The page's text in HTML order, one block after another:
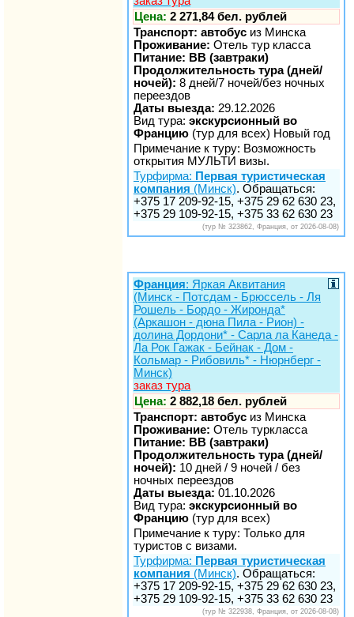
Цена: 2 271,84 бел. рублей
Транспорт: автобус из Минска
Проживание: Отель тур класса
Питание: BB (завтраки)
Продолжительность тура (дней/
ночей): 8 дней/7 ночей/без ночных
переездов
Даты выезда: 29.12.2026
Вид тура: экскурсионный во
Францию (тур для всех) Новый год
Примечание к туру: Возможность
открытия МУЛЬТИ визы.
Турфирма: Первая туристическая
компания (Минск). Обращаться:
+375 17 209-92-15, +375 29 62 630 23,
+375 29 109-92-15, +375 33 62 630 23
(тур № 323862, Франция, от 2026-08-08)
Франция: Яркая Аквитания
(Минск - Потсдам - Брюссель - Ля
Рошель - Бордо - Жиронда*
(Аркашон - дюна Пила - Рион) -
долина Дордони* - Сарла ла Канеда -
Ла Рок Гажак - Бейнак - Дом -
Кольмар - Рибовиль* - Нюрнберг -
Минск)
заказ тура
Цена: 2 882,18 бел. рублей
Транспорт: автобус из Минска
Проживание: Отель туркласса
Питание: BB (завтраки)
Продолжительность тура (дней/
ночей): 10 дней / 9 ночей / без
ночных переездов
Даты выезда: 01.10.2026
Вид тура: экскурсионный во
Францию (тур для всех)
Примечание к туру: Только для
туристов с визами.
Турфирма: Первая туристическая
компания (Минск). Обращаться:
+375 17 209-92-15, +375 29 62 630 23,
+375 29 109-92-15, +375 33 62 630 23
(тур № 322938, Франция, от 2026-08-08)